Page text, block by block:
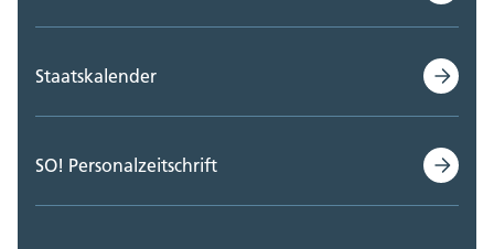
Staatskalender
SO! Personalzeitschrift